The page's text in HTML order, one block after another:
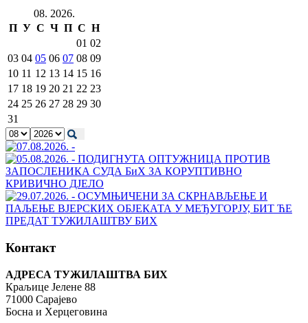
08. 2026.
П У С Ч П С Н
01 02
03 04 05 06 07 08 09
10 11 12 13 14 15 16
17 18 19 20 21 22 23
24 25 26 27 28 29 30
31
Контакт
АДРЕСА ТУЖИЛАШТВА БИХ
Краљице Јелене 88
71000 Сарајево
Босна и Херцеговина